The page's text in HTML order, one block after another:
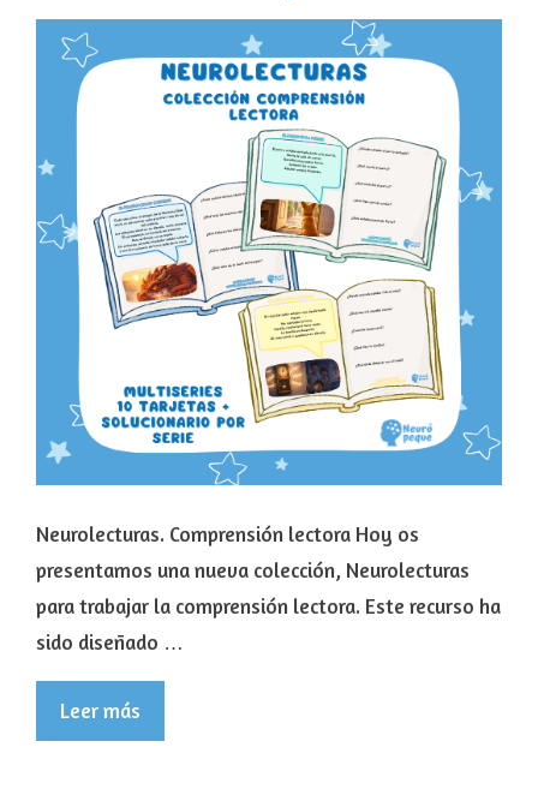
Neurolecturas. Comprensión lectora Hoy os
presentamos una nueva colección, Neurolecturas
para trabajar la comprensión lectora. Este recurso ha
sido diseñado …
Leer más